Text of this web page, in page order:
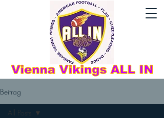
Beitrag
All Posts